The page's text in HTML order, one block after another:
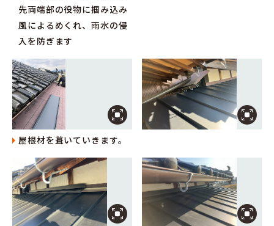
先両端部の役物に掴み込み
風によるめくれ、雨水の侵
入を防ぎます
屋根材を葺いていきます。